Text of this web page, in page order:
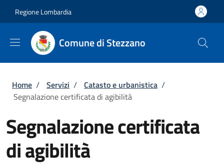
Regione Lombardia
Comune di Stezzano
Briciole di pane
Home / Servizi / Catasto e urbanistica /
Segnalazione certificata di agibilità
Segnalazione certificata
di agibilità